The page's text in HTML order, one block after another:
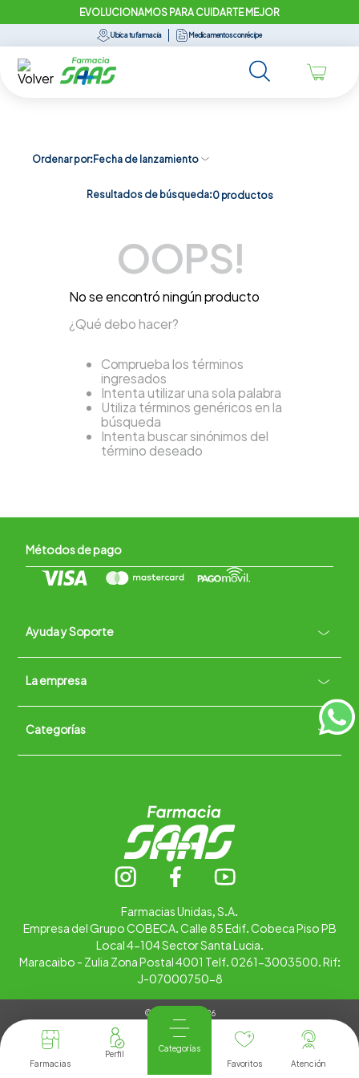
EVOLUCIONAMOS PARA CUIDARTE MEJOR
Ubica tu farmacia Medicamentos con récipe
Farmacias
Categorías
Favoritos
Atención
Ordenar por Fecha de lanzamiento
Resultados de búsqueda:0 productos
OOPS!
No se encontró ningún producto
¿Qué debo hacer?
Comprueba los términos
ingresados
Intenta utilizar una sola palabra
Utiliza términos genéricos en la
búsqueda
Intenta buscar sinónimos del
término deseado
Métodos de pago
Ayuda y Soporte +
Contacto vía WhatsApp
Términos y condiciones
La empresa +
Quiénes somos
Trabaja con nosotros
Categorías +
Farmacias Unidas, S.A.
Empresa del Grupo COBECA. Calle 85 Edif. Cobeca Piso PB
Local 4-104 Sector Santa Lucia.
Maracaibo - Zulia Zona Postal 4001 Telf. 0261-3003500. Rif:
J-07000750-8
© Copyright 2026
Tienda Virtual desarrollada por
Tecnología